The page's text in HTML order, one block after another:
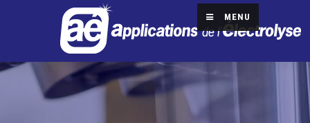
MENU